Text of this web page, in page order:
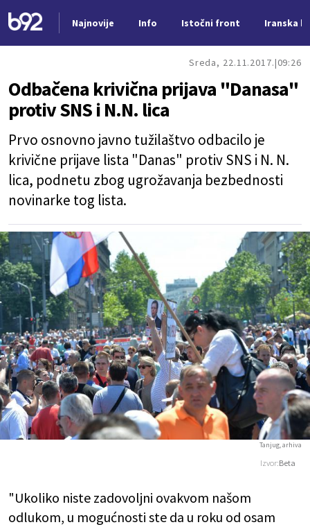
Najnovije Info Istočni front Iranska
Sreda, 22.11.2017. 09:26
Odbačena krivična prijava "Danasa"
protiv SNS i N.N. lica
Prvo osnovno javno tužilaštvo odbacilo je
krivične prijave lista "Danas" protiv SNS i N. N.
lica, podnetu zbog ugrožavanja bezbednosti
novinarke tog lista.
Izvor:Beta
Tanjug, arhiva
"Ukoliko niste zadovoljni ovakvom našom
odlukom, u mogućnosti ste da u roku od osam